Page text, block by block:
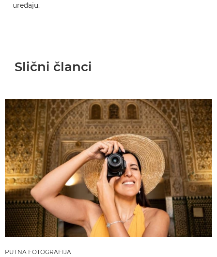
uređaju.
Slični članci
PUTNA FOTOGRAFIJA